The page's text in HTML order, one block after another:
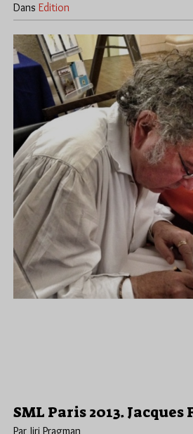
Dans Edition
SML Paris 2013.
Par Jiri Pragman